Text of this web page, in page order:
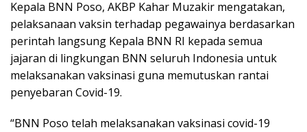
Kepala BNN Poso, AKBP Kahar Muzakir mengatakan,
pelaksanaan vaksin terhadap pegawainya berdasarkan
perintah langsung Kepala BNN RI kepada semua
jajaran di lingkungan BNN seluruh Indonesia untuk
melaksanakan vaksinasi guna memutuskan rantai
penyebaran Covid-19.
“BNN Poso telah melaksanakan vaksinasi covid-19